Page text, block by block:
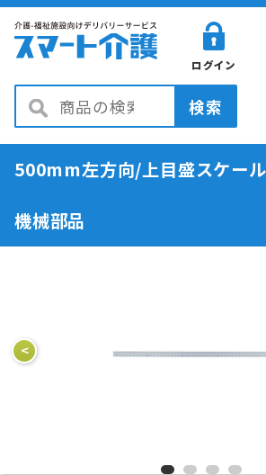
ログイン
検索
500mm左方向/上目盛スケー
機械部品
<